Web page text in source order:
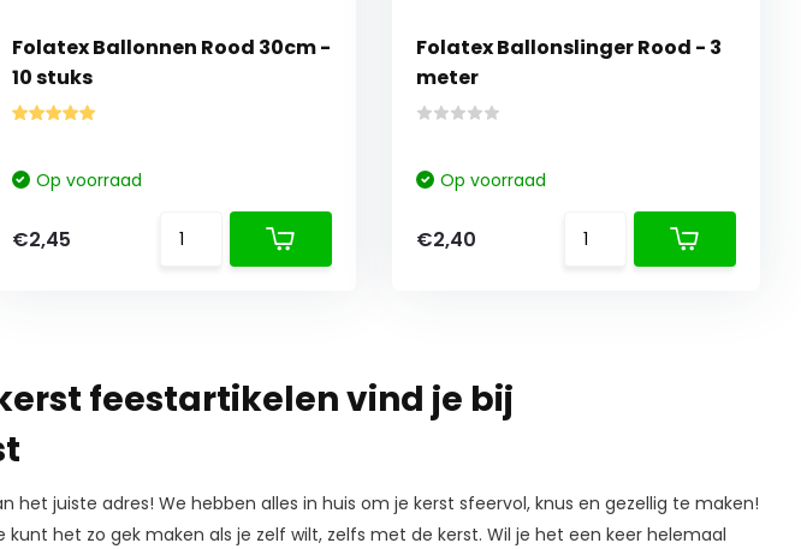
Folatex Ballonnen Rood 30cm -
10 stuks
Op voorraad
€2,45
Folatex Ballonslinger Rood - 3
meter
Op voorraad
€2,40
feestartikelen vind je bij
juiste adres! We hebben alles in huis om je kerst sfeervol, knus en gezellig te maken!
kunt het zo gek maken als je zelf wilt, zelfs met de kerst. Wil je het een keer helemaal